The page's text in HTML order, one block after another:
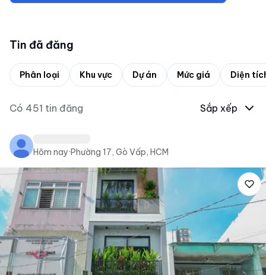
Tin đã đăng
Phân loại Khu vực Dự án Mức giá Diện
Có 451 tin đăng Sắp xếp
Hôm nay·Phường 17, Gò Vấp, HCM